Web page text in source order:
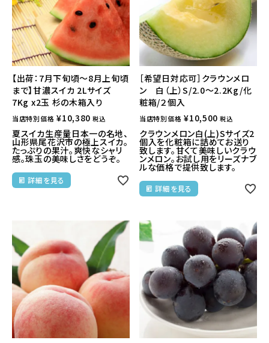
【出荷：7月下旬頃～8月上旬頃
まで】甘濃スイカ 2Lサイズ
7Kg x2玉 杉の木箱入り
当店特別価格 ¥10,380 税込
夏スイカ生産量日本一の名地、
山形県尾花沢市の極上スイカ。
たっぷりの果汁。爽快なシャリ
感。珠玉の美味しさをどうぞ。
詳細を見る
［希望日対応可］クラウンメロ
ン 白（上）S/2.0～2.2Kg/化
粧箱/２個入
当店特別価格 ¥10,500 税込
クラウンメロン白(上)Sサイズ2
個入を化粧箱に詰めてお送り
致します。甘くて美味しいクラウ
ンメロン。お試し用をリーズナブ
ルな価格で提供致します。
詳細を見る